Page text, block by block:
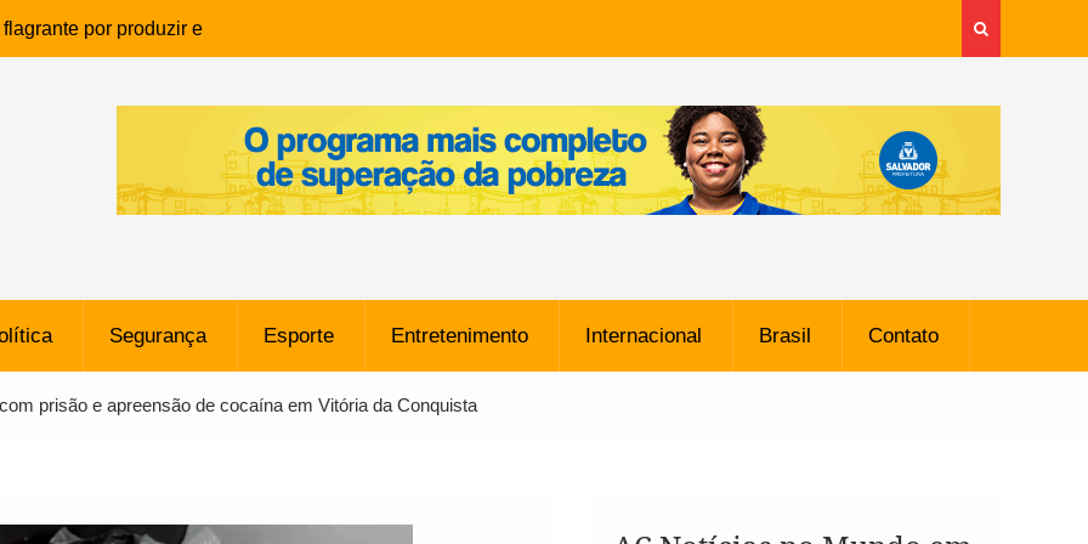
por produzir e
infantil em Eunápolis
morreu após ataque
sem restrições e pode
o Vasco
SpaceX Colide com a Lua
Metros, Afirma a Nasa
Segurança Esporte Entretenimento Internacional Brasil Contato
prisão e apreensão de cocaína em Vitória da Conquista